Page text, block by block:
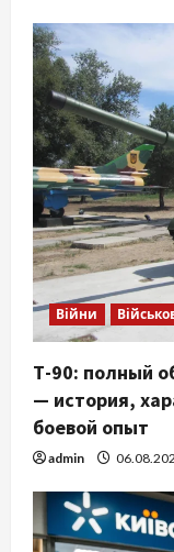
Війни
Т-90: полный
— история,
боевой опыт
admin